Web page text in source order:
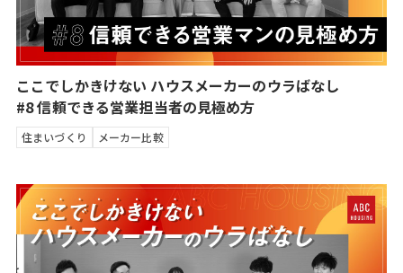
ここでしかきけない ハウスメーカーのウラばなし
#8 信頼できる営業担当者の見極め方
住まいづくり メーカー比較